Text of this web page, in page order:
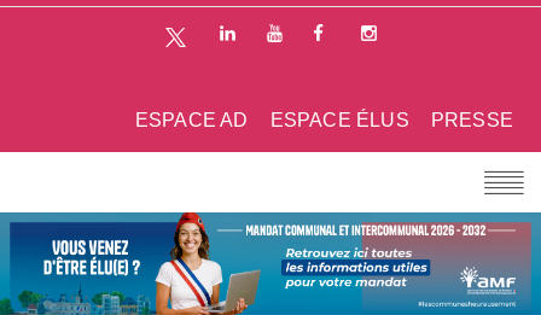
PRESSE
ESPACE ÉLUS
ESPACE AD